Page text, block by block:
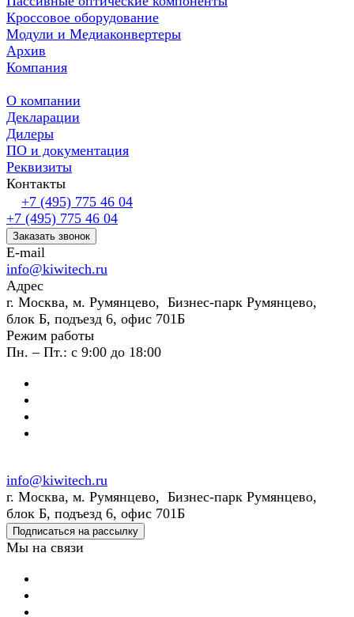
Кроссовое оборудование
Модули и Медиаконвертеры
Архив
Компания
О компании
Декларации
Дилеры
ПО и документация
Реквизиты
Контакты
+7 (495) 775 46 04
+7 (495) 775 46 04
Заказать звонок
E-mail
info@kiwitech.ru
Адрес
г. Москва, м. Румянцево, Бизнес-парк Румянцево,
блок Б, подъезд 6, офис 701Б
Режим работы
Пн. – Пт.: с 9:00 до 18:00
info@kiwitech.ru
г. Москва, м. Румянцево, Бизнес-парк Румянцево,
блок Б, подъезд 6, офис 701Б
Подписаться на рассылку
Мы на связи